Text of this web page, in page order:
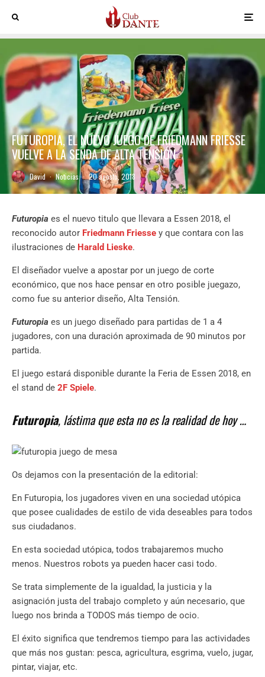
FUTUROPIA, EL NUEVO JUEGO DE FRIEDMANN FRIESSE
VUELVE A LA SENDA DE ALTA TENSIÓN
David · Noticias · 20 agosto, 2018
Futuropia es el nuevo titulo que llevara a Essen 2018, el
reconocido autor Friedmann Friesse y que contara con las
ilustraciones de Harald Lieske.
El diseñador vuelve a apostar por un juego de corte
económico, que nos hace pensar en otro posible juegazo,
como fue su anterior diseño, Alta Tensión.
Futuropia es un juego diseñado para partidas de 1 a 4
jugadores, con una duración aproximada de 90 minutos por
partida.
El juego estará disponible durante la Feria de Essen 2018, en
el stand de 2F Spiele.
Futuropia, lástima que esta no es la realidad de hoy …
Os dejamos con la presentación de la editorial:
En Futuropia, los jugadores viven en una sociedad utópica
que posee cualidades de estilo de vida deseables para todos
sus ciudadanos.
En esta sociedad utópica, todos trabajaremos mucho
menos. Nuestros robots ya pueden hacer casi todo.
Se trata simplemente de la igualdad, la justicia y la
asignación justa del trabajo completo y aún necesario, que
luego nos brinda a TODOS más tiempo de ocio.
El éxito significa que tendremos tiempo para las actividades
que más nos gustan: pesca, agricultura, esgrima, vuelo, jugar,
pintar, viajar, etc.